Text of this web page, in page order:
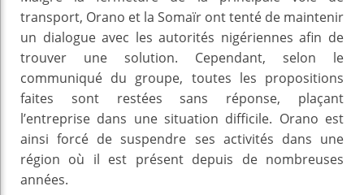
transport, Orano et la Somaïr ont tenté de maintenir
un dialogue avec les autorités nigériennes afin de
trouver une solution. Cependant, selon le
communiqué du groupe, toutes les propositions
faites sont restées sans réponse, plaçant
l’entreprise dans une situation difficile. Orano est
ainsi forcé de suspendre ses activités dans une
région où il est présent depuis de nombreuses
années.